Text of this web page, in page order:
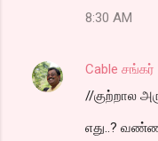
8:30 AM
Cable சங்கர்
//குற்றால
எது..?